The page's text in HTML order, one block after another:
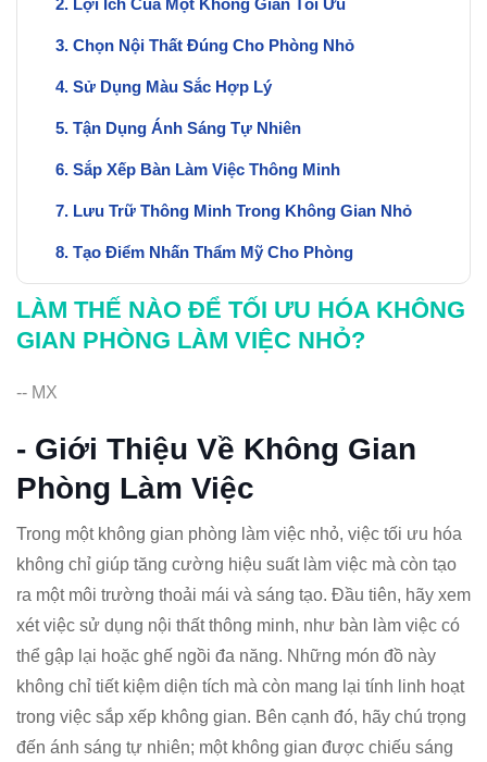
Chọn Nội Thất Đúng Cho Phòng Nhỏ
Sử Dụng Màu Sắc Hợp Lý
Tận Dụng Ánh Sáng Tự Nhiên
Sắp Xếp Bàn Làm Việc Thông Minh
Lưu Trữ Thông Minh Trong Không Gian Nhỏ
Tạo Điểm Nhấn Thẩm Mỹ Cho Phòng
Kết Luận: Tối Ưu Hóa Để Thành Công
LÀM THẾ NÀO ĐỂ TỐI ƯU HÓA KHÔNG
GIAN PHÒNG LÀM VIỆC NHỎ?
-- MX
- Giới Thiệu Về Không Gian
Phòng Làm Việc
Trong một không gian phòng làm việc nhỏ, việc tối ưu hóa
không chỉ giúp tăng cường hiệu suất làm việc mà còn tạo
ra một môi trường thoải mái và sáng tạo. Đầu tiên, hãy xem
xét việc sử dụng nội thất thông minh, như bàn làm việc có
thể gập lại hoặc ghế ngồi đa năng. Những món đồ này
không chỉ tiết kiệm diện tích mà còn mang lại tính linh hoạt
trong việc sắp xếp không gian. Bên cạnh đó, hãy chú trọng
đến ánh sáng tự nhiên; một không gian được chiếu sáng